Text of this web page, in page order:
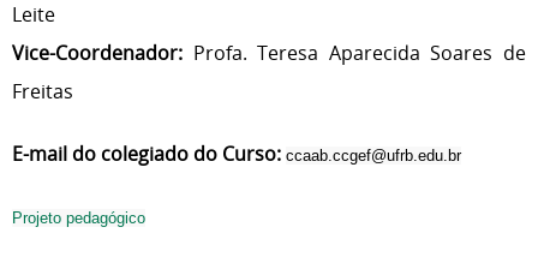
Leite
Vice-Coordenador: Profa. Teresa Aparecida Soares de
Freitas
E-mail do colegiado do Curso: ccaab.ccgef@ufrb.edu.br
Projeto pedagógico